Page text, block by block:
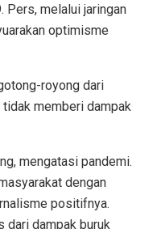
Pers, melalui jaringan
optimisme
royong dari
memberi dampak
mengatasi pandemi.
dengan
positifnya.
dari dampak buruk